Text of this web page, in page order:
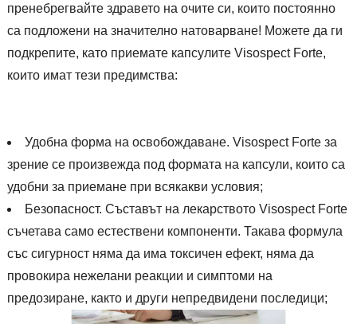
пренебрегвайте здравето на очите си, които постоянно
са подложени на значително натоварване! Можете да ги
подкрепите, като приемате капсулите Visospect Forte,
които имат тези предимства:
Удобна форма на освобождаване. Visospect Forte за
зрение се произвежда под формата на капсули, които са
удобни за приемане при всякакви условия;
Безопасност. Съставът на лекарството Visospect Forte
съчетава само естествени компоненти. Такава формула
със сигурност няма да има токсичен ефект, няма да
провокира нежелани реакции и симптоми на
предозиране, както и други непредвидени последици;